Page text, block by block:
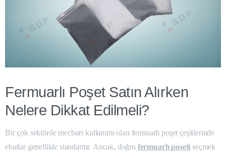
Fermuarlı Poşet Satın Alırken
Nelere Dikkat Edilmeli?
Bir çok sektörde mecburi kullanımı olan fermuarlı poşet çeşitlerinde
ebatlar genellikle standarttır. Ancak, doğru fermuarlı poşeti seçmek